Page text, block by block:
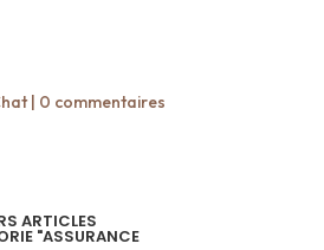
| 0 commentaires
ARTICLES
"ASSURANCE